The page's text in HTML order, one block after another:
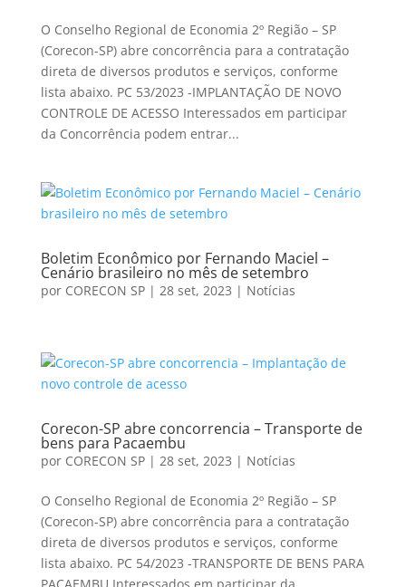
O Conselho Regional de Economia 2º Região – SP
(Corecon-SP) abre concorrência para a contratação
direta de diversos produtos e serviços, conforme
lista abaixo. PC 53/2023 -IMPLANTAÇÃO DE NOVO
CONTROLE DE ACESSO Interessados em participar
da Concorrência podem entrar...
Boletim Econômico por Fernando Maciel –
Cenário brasileiro no mês de setembro
por CORECON SP| 28 set, 2023 | Notícias
Corecon-SP abre concorrencia – Transporte de
bens para Pacaembu
por CORECON SP| 28 set, 2023 | Notícias
O Conselho Regional de Economia 2º Região – SP
(Corecon-SP) abre concorrência para a contratação
direta de diversos produtos e serviços, conforme
lista abaixo. PC 54/2023 -TRANSPORTE DE BENS PARA